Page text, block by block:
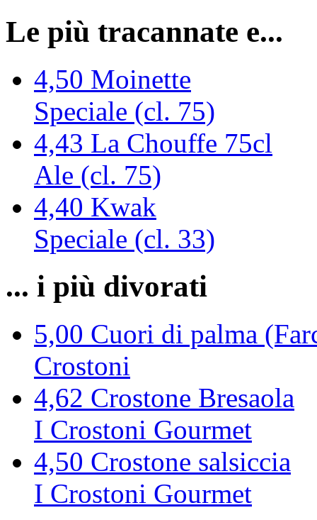
Le più tracannate e...
4,50 Moinette
Speciale (cl. 75)
4,43 La Chouffe 75cl
Ale (cl. 75)
4,40 Kwak
Speciale (cl. 33)
... i più divorati
5,00 Cuori di palma
Crostoni
4,62 Crostone Bresaola
I Crostoni Gourmet
4,50 Crostone salsiccia
I Crostoni Gourmet